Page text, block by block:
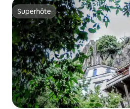
Superhôte
Superhôte